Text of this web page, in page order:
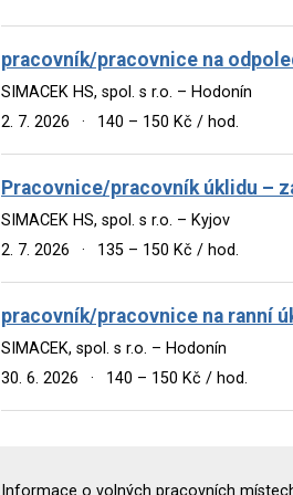
pracovník/pracovnice na
SIMACEK HS, spol. s r.o. – Hodonín
2. 7. 2026
· 140 – 150 Kč / hod.
Pracovnice/pracovník úklidu –
SIMACEK HS, spol. s r.o. – Kyjov
2. 7. 2026
· 135 – 150 Kč / hod.
pracovník/pracovnice na ranní
SIMACEK, spol. s r.o. – Hodonín
30. 6. 2026
· 140 – 150 Kč / hod.
Informace o volných pracovních